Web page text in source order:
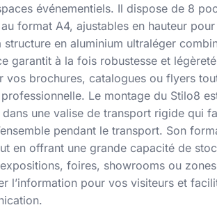
événementiels. Il dispose de 8
format A4, ajustables en hauteur pour
en aluminium ultraléger
garantit à la fois robustesse et
vos brochures, catalogues ou flyers
Le montage du Stilo8
une valise de transport rigide qui
pendant le transport. Son
en offrant une grande capacité de
foires, showrooms ou zones
l’information pour vos visiteurs et